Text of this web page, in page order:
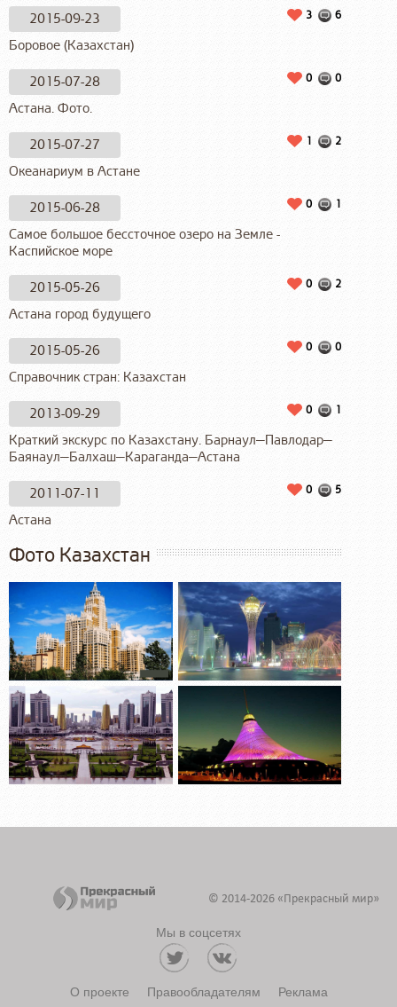
2015-09-23 6
3
Боровое (Казахстан)
2015-07-28 0
0
Астана. Фото.
2015-07-27 2
1
Океанариум в Астане
2015-06-28 1
0
Самое большое бессточное озеро на Земле -
Каспийское море
2015-05-26 2
0
Астана город будущего
2015-05-26 0
0
Справочник стран: Казахстан
2013-09-29 1
0
Краткий экскурс по Казахстану. Барнаул—Павлодар—
Баянаул—Балхаш—Караганда—Астана
2011-07-11 5
0
Астана
Фото Казахстан
© 2014-2026 «Прекрасный мир»
Мы в соцсетях
О проекте Правообладателям Реклама